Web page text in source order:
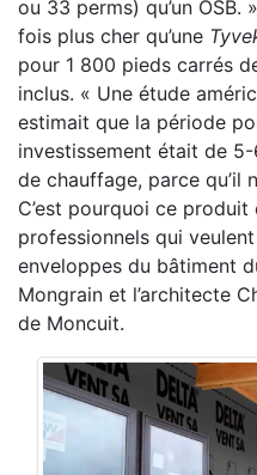
ou 33 perms) qu’un OSB.
fois plus cher qu’une
pour 1 800 pieds carrés
inclus. « Une étude
estimait que la période
investissement était de
de chauffage, parce qu’il
C’est pourquoi ce
professionnels qui
enveloppes du bâtiment
Mongrain et l’architecte
de Moncuit.